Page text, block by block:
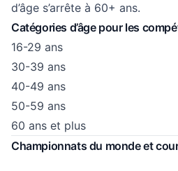
d’âge s’arrête à 60+ ans.
Catégories d’âge pour les
16-29 ans
30-39 ans
40-49 ans
50-59 ans
60 ans et plus
Championnats du monde et